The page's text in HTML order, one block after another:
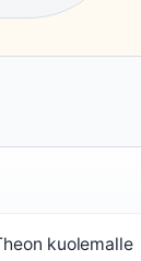
kuolemalle